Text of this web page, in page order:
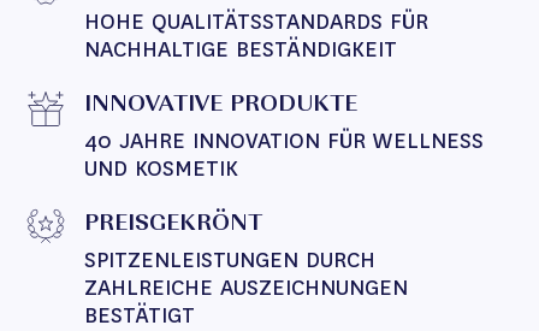
HOHE QUALITÄTSSTANDARDS FÜR
NACHHALTIGE BESTÄNDIGKEIT
INNOVATIVE PRODUKTE
40 JAHRE INNOVATION FÜR WELLNESS
UND KOSMETIK
PREISGEKRÖNT
SPITZENLEISTUNGEN DURCH
ZAHLREICHE AUSZEICHNUNGEN
BESTÄTIGT